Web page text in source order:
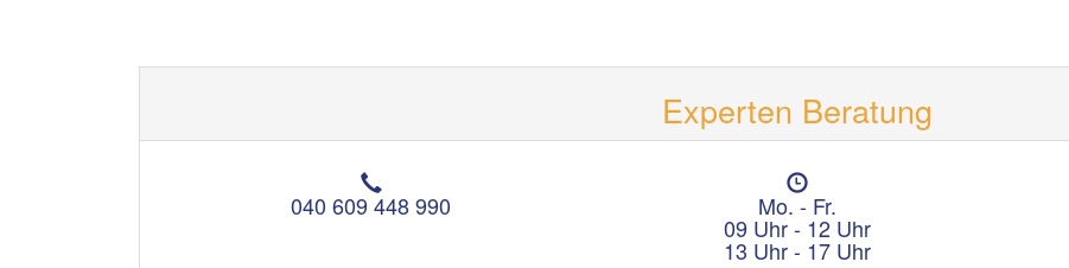
Experten Beratung
T
e
040 609 448 990
Ö
f
n
Mo. - Fr.
09 Uhr - 12 Uhr
13 Uhr - 17 Uhr